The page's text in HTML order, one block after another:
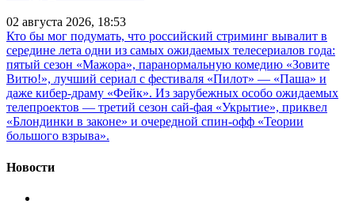
02 августа 2026, 18:53
Кто бы мог подумать, что российский стриминг вывалит в
середине лета одни из самых ожидаемых телесериалов года:
пятый сезон «Мажора», паранормальную комедию «Зовите
Витю!», лучший сериал с фестиваля «Пилот» — «Паша» и
даже кибер-драму «Фейк». Из зарубежных особо ожидаемых
телепроектов — третий сезон сай-фая «Укрытие», приквел
«Блондинки в законе» и очередной спин-офф «Теории
большого взрыва».
Новости